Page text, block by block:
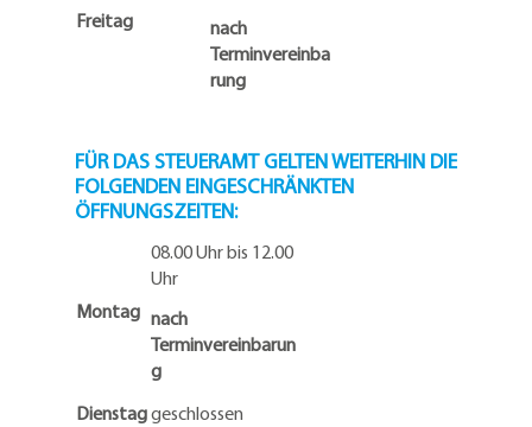
Freitag
nach
Terminvereinba
rung
FÜR DAS STEUERAMT GELTEN WEITERHIN DIE
FOLGENDEN EINGESCHRÄNKTEN
ÖFFNUNGSZEITEN:
Montag
08.00 Uhr bis 12.00
Uhr
nach
Terminvereinbarun
g
Dienstaggeschlossen